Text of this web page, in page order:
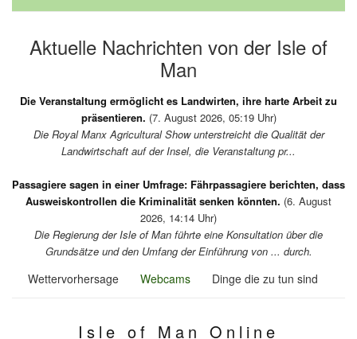
Aktuelle Nachrichten von der Isle of
Man
Die Veranstaltung ermöglicht es Landwirten, ihre harte Arbeit zu
präsentieren. (7. August 2026, 05:19 Uhr)
Die Royal Manx Agricultural Show unterstreicht die Qualität der
Landwirtschaft auf der Insel, die Veranstaltung pr...
Passagiere sagen in einer Umfrage: Fährpassagiere berichten, dass
Ausweiskontrollen die Kriminalität senken könnten. (6. August
2026, 14:14 Uhr)
Die Regierung der Isle of Man führte eine Konsultation über die
Grundsätze und den Umfang der Einführung von ... durch.
Wettervorhersage Webcams Dinge die zu tun sind
Isle of Man Online